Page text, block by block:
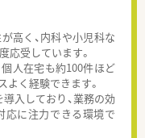
高く、内科や小児科な
応受しています。
人在宅も約100件ほど
よく経験できます。
入しており、業務の効
応に注力できる環境で